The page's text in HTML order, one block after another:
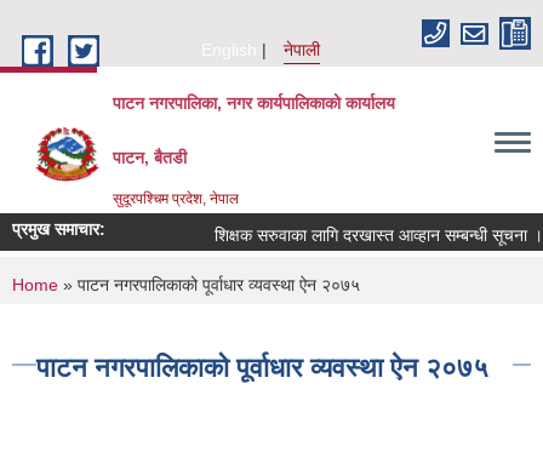
English
नेपाली
पाटन नगरपालिका, नगर कार्यपालिकाको कार्यालय
पाटन, बैतडी
सुदूरपश्चिम प्रदेश, नेपाल
प्रमुख समाचार: शिक्षक सरुवाका लागि दरखास्त आव्हान सम्बन्धी सूचना ।
You are here
Home » पाटन नगरपालिकाको पूर्वाधार व्यवस्था ऐन २०७५
पाटन नगरपालिकाको पूर्वाधार व्यवस्था ऐन २०७५